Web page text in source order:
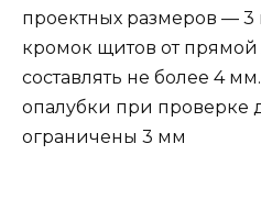
проектных размеров —
кромок щитов от
составлять не более 4
опалубки при проверке
ограничены 3 мм